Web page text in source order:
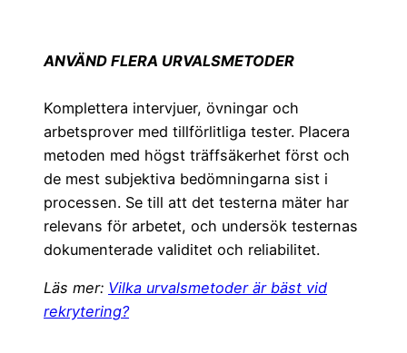
ANVÄND FLERA URVALSMETODER
Komplettera intervjuer, övningar och
arbetsprover med tillförlitliga tester. Placera
metoden med högst träffsäkerhet först och
de mest subjektiva bedömningarna sist i
processen. Se till att det testerna mäter har
relevans för arbetet, och undersök testernas
dokumenterade validitet och reliabilitet.
Läs mer: Vilka urvalsmetoder är bäst vid
rekrytering?